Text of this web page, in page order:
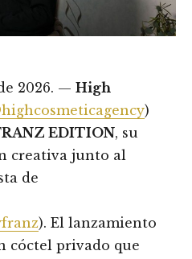
2026. — High
)
EDITION, su
creativa junto al
de
). El lanzamiento
cóctel privado que